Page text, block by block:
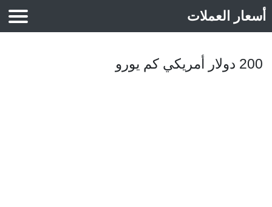
أسعار العملات
200 دولار أمريكي كم يورو